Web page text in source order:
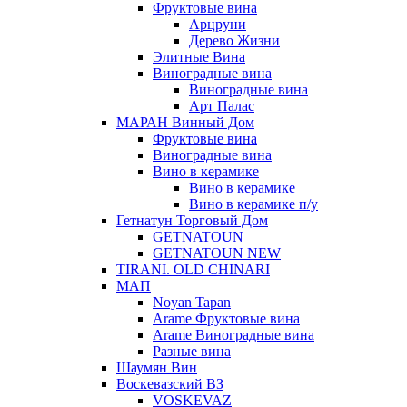
Фруктовые вина
Арцруни
Дерево Жизни
Элитные Вина
Виноградные вина
Виноградные вина
Арт Палас
МАРАН Винный Дом
Фруктовые вина
Виноградные вина
Вино в керамике
Вино в керамике
Вино в керамике п/у
Гетнатун Торговый Дом
GETNATOUN
GETNATOUN NEW
TIRANI. OLD CHINARI
МАП
Noyan Tapan
Arame Фруктовые вина
Arame Виноградные вина
Разные вина
Шаумян Вин
Воскевазский ВЗ
VOSKEVAZ